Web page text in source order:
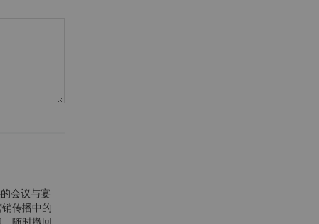
会议与宴
传播中的